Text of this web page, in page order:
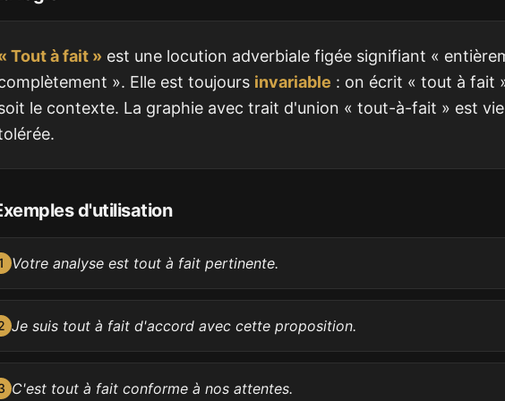
Tout à fait » est une locution adverbiale figée signifiant «
». Elle est toujours invariable : on écrit « tout à fait
le contexte. La graphie avec trait d'union « tout-à-fait » est
d'utilisation
Votre analyse est tout à fait pertinente.
Je suis tout à fait d'accord avec cette proposition.
C'est tout à fait conforme à nos attentes.